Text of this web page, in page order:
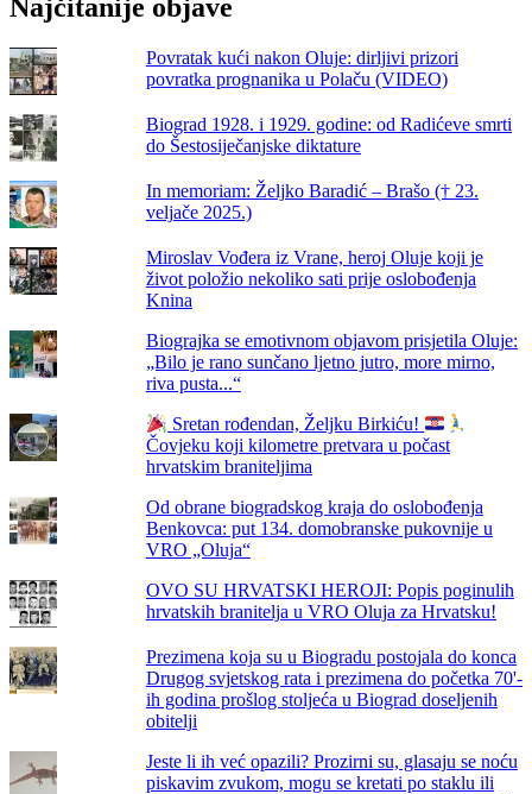
1992.
godine
prilikom
dodjele
zastave
Najčitanije objave
Povratak kući nakon Oluje: dirljivi prizori
povratka prognanika u Polaču (VIDEO)
Biograd 1928. i 1929. godine: od Radićeve smrti
do Šestosiječanjske diktature
In memoriam: Željko Baradić – Brašo († 23.
veljače 2025.)
Miroslav Vođera iz Vrane, heroj Oluje koji je
život položio nekoliko sati prije oslobođenja
Knina
Biograjka se emotivnom objavom prisjetila Oluje:
„Bilo je rano sunčano ljetno jutro, more mirno,
riva pusta...“
Sretan rođendan, Željku Birkiću!
Čovjeku koji kilometre pretvara u počast
hrvatskim braniteljima
Od obrane biogradskog kraja do oslobođenja
Benkovca: put 134. domobranske pukovnije u
VRO „Oluja“
OVO SU HRVATSKI HEROJI: Popis poginulih
hrvatskih branitelja u VRO Oluja za Hrvatsku!
Prezimena koja su u Biogradu postojala do konca
Drugog svjetskog rata i prezimena do početka 70'-
ih godina prošlog stoljeća u Biograd doseljenih
obitelji
Jeste li ih već opazili? Prozirni su, glasaju se noću
piskavim zvukom, mogu se kretati po staklu ili